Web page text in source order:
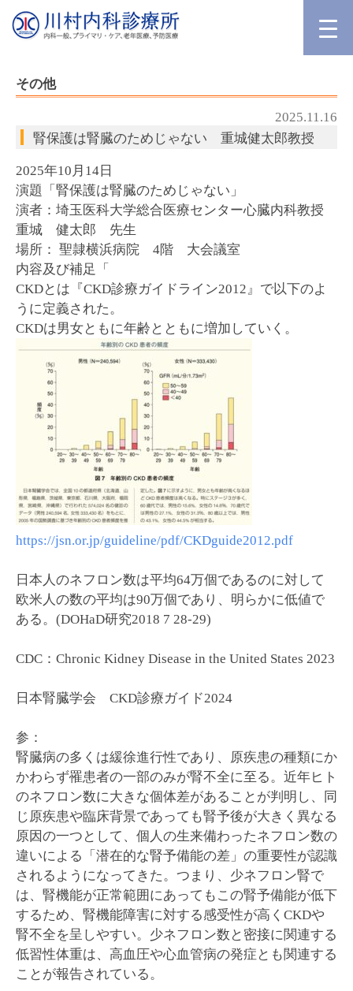
その他
2025.11.16
腎保護は腎臓のためじゃない 重城健太郎教授
2025年10月14日
演題「腎保護は腎臓のためじゃない」
演者：埼玉医科大学総合医療センター心臓内科教授
重城 健太郎 先生
場所： 聖隷横浜病院 4階 大会議室
内容及び補足「
CKDとは『CKD診療ガイドライン2012』で以下のよ
うに定義された。
CKDは男女ともに年齢とともに増加していく。
https://jsn.or.jp/guideline/pdf/CKDguide2012.pdf
日本人のネフロン数は平均64万個であるのに対して
欧米人の数の平均は90万個であり、明らかに低値で
ある。(DOHaD研究2018 7 28-29)
CDC：Chronic Kidney Disease in the United States 2023
日本腎臓学会 CKD診療ガイド2024
参：
腎臓病の多くは緩徐進行性であり、原疾患の種類にか
かわらず罹患者の一部のみが腎不全に至る。近年ヒト
のネフロン数に大きな個体差があることが判明し、同
じ原疾患や臨床背景であっても腎予後が大きく異なる
原因の一つとして、個人の生来備わったネフロン数の
違いによる「潜在的な腎予備能の差」の重要性が認識
されるようになってきた。つまり、少ネフロン腎で
は、腎機能が正常範囲にあってもこの腎予備能が低下
するため、腎機能障害に対する感受性が高くCKDや
腎不全を呈しやすい。少ネフロン数と密接に関連する
低習性体重は、高血圧や心血管病の発症とも関連する
ことが報告されている。